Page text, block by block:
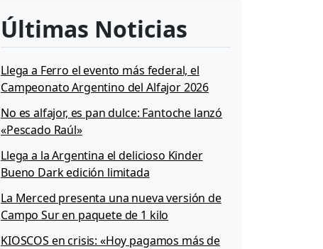
Últimas Noticias
Llega a Ferro el evento más federal, el
Campeonato Argentino del Alfajor 2026
No es alfajor, es pan dulce: Fantoche lanzó
«Pescado Raúl»
Llega a la Argentina el delicioso Kinder
Bueno Dark edición limitada
La Merced presenta una nueva versión de
Campo Sur en paquete de 1 kilo
KIOSCOS en crisis: «Hoy pagamos más de